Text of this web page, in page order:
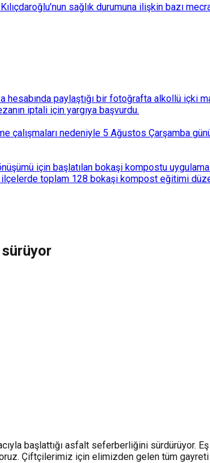
sağlık durumuna ilişkin bazı
paylaştığı bir fotoğrafta alkollü içki
iptali için yargıya başvurdu.
çalışmaları nedeniyle 5 Ağustos Çarşamba
için başlatılan bokaşi kompostu
ilçelerde toplam 128 bokaşi kompost eğitimi
başlattığı asfalt seferberliğini sürdürüyor.
Çiftçilerimiz için elimizden gelen tüm